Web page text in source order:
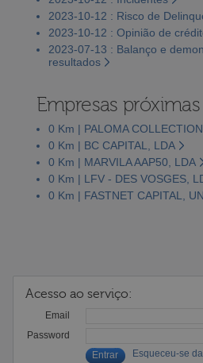
2023-10-12 : Risco de
2023-10-12 : Opinião de
2023-07-13 : Balanço e
resultados
Empresas próximas
0 Km | PALOMA
0 Km | BC CAPITAL, LDA
0 Km | MARVILA AAP50, LDA
0 Km | LFV - DES VOSGES,
0 Km | FASTNET CAPITAL,
Acesso ao serviço:
Email
Password
Esqueceu-se